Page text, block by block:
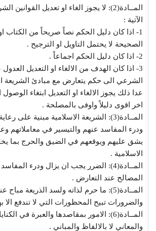
المــادة(2): لا يجوز الغاء او تعديل
الآتية :
1- اذا كان دليل الحكم نصاً صريحاً من الكتاب او
الصحيحة لا يحتمل التاويل او الترجيح .
2- اذا كان دليل الحكم اجماعاً .
3- اذا كان الهدف من الالغاء او التعديل
الشرعي الى حكم يتعارض مع مبادئ الشريعة
عدا ذلك يجوز الالغاء او التعديل ابتغاء
اخر اقوى دليلاً واوفى بالمصلحة .
المــادة(3): الشريعة الاسلامية مبنية على
ودرء المفاسد عنهم والتيسير في معاملاتهم
يشق عليهم ويوقعهم في الضيق والحرج بما
الاسلامية .
المــادة(4): الضرر يجب ان يزال ودرء
المصالح عند التعارض .
المــادة(5): ما حرم لذاته ولسد الذريعة
والضرورات تبيح المحظورات التي لا تندفع الا
المــادة(6): الامور بمقاصدها والعبرة في
والمعاني لا بالالفاظ والمباني .